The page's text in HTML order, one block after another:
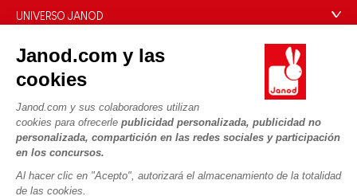
Janod.com y las
cookies
Janod.com y sus colaboradores utilizan
cookies para ofrecerle publicidad personalizada, publicidad no
personalizada, compartición en las redes sociales y participación
en los concursos.
Al hacer clic en "Acepto", autorizará el almacenamiento de la totalidad
de las cookies.
Preguntas más frecuentes
Tiendas
Retirada de productos
Datos personales
Cookies
Condiciones de las ofertas
Condiciones de uso #YesJanod
UNIVERSO JANOD
¿Qué es FSC®?
NUESTROS SERVICIOS
Pago seguro
Métodos de envío
Vídeos
Reglas del juego y manuales
PROFESIONAL
SÍGUENOS